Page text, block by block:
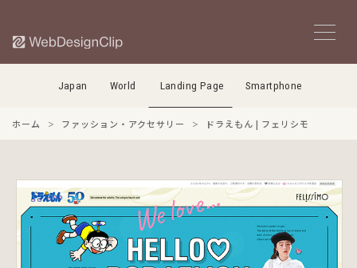
Japan World Landing Page Smartphone
ホーム ファッション・アクセサリー ドラえもん | フェリシモ